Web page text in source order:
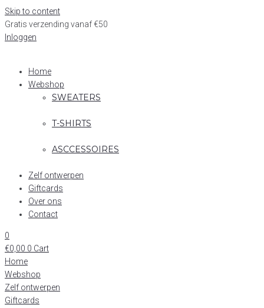
Skip to content
Gratis verzending vanaf €50
Inloggen
Home
Webshop
SWEATERS
T-SHIRTS
ASCCESSOIRES
Zelf ontwerpen
Giftcards
Over ons
Contact
0
€0,00 0 Cart
Home
Webshop
Zelf ontwerpen
Giftcards